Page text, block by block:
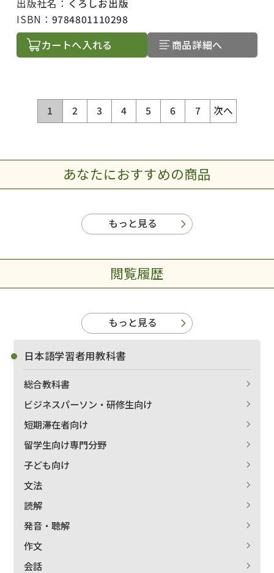
出版社名： くろしお出版
ISBN： 9784801110298
カートへ入れる 商品詳細へ
1 2 3 4 5 6 7 次へ
あなたにおすすめの商品
もっと見る
閲覧履歴
もっと見る
日本語学習者用教科書
総合教科書
ビジネスパーソン・研修生向け
短期滞在者向け
留学生向け専門分野
子ども向け
文法
読解
発音・聴解
作文
会話